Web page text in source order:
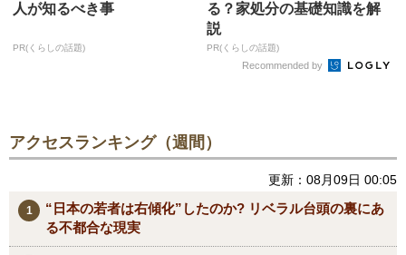
人が知るべき事
PR(くらしの話題)
る？家処分の基礎知識を解
説
PR(くらしの話題)
Recommended by
アクセスランキング（週間）
更新：08月09日 00:05
“日本の若者は右傾化”したのか? リベラル台頭の裏にあ
る不都合な現実